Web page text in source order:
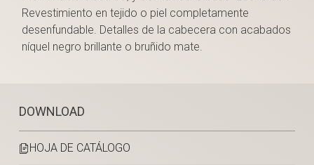
DOWNLOAD
HOJA DE CATÁLOGO
Revestimiento en tejido o piel completamente
desenfundable. Detalles de la cabecera con acabados
níquel negro brillante o bruñido mate.